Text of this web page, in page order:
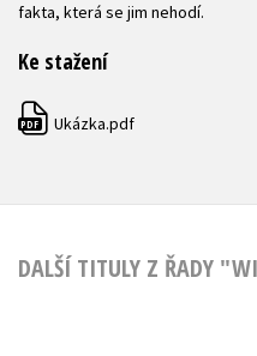
fakta, která se jim nehodí.
Ke stažení
PDF Ukázka.pdf
DALŠÍ TITULY Z ŘADY